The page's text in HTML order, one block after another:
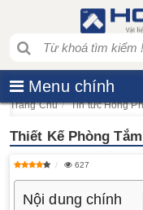
Menu chính
Trang Chủ Tin tức Hồng
Thiết Kế Phòng
627
Nội dung chính